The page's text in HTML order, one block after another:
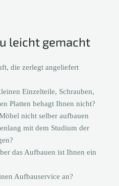
leicht gemacht
die zerlegt angeliefert
Einzelteile, Schrauben,
Platten behagt Ihnen nicht?
nicht selber aufbauen
mit dem Studium der
das Aufbauen ist Ihnen ein
Aufbauservice an?